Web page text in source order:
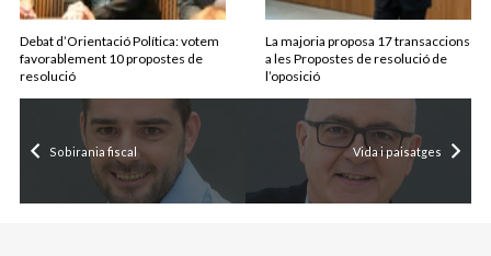
Debat d’Orientació Política: votem
favorablement 10 propostes de
resolució
La majoria proposa 17 transaccions
a les Propostes de resolució de
l’oposició
Sobirania fiscal Vida i paisatges